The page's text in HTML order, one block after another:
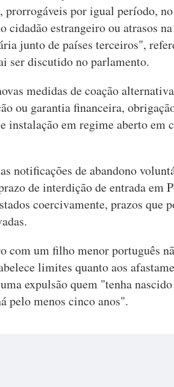
por igual período, no
cidadão estrangeiro ou atrasos na
junto de países terceiros",
ser discutido no parlamento.
medidas de coação
ou garantia financeira,
instalação em regime aberto em
notificações de abandono
de interdição de entrada em
coercivamente, prazos que
com um filho menor português
limites quanto aos
expulsão quem "tenha
pelo menos cinco anos".